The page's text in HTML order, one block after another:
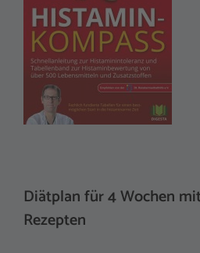
Diätplan für 4 Wochen
Rezepten